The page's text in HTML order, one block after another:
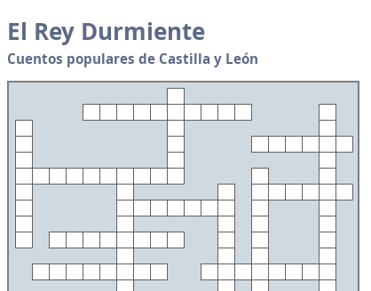
El Rey Durmiente
Cuentos populares de Castilla y León